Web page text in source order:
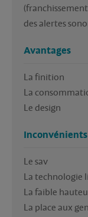
des alertes
Avantages
La finition
La
Le design
Inconvénients
Le sav
La technologie
La faible
La place aux